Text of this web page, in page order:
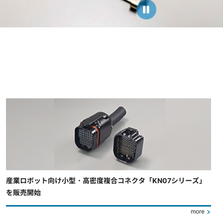
産業ロボット向け小型・高密度複合コネクタ「KN07シリーズ」
を販売開始
more